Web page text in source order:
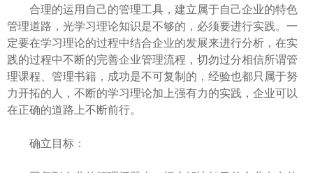
合理的运用自己的管理工具，建立属于自己企业的特色
管理道路，光学习理论知识是不够的，必须要进行实践。一
定要在学习理论的过程中结合企业的发展来进行分析，在实
践的过程中不断的完善企业管理流程，切勿过分相信所谓管
理课程、管理书籍，成功是不可复制的，经验也都只属于努
力开拓的人，不断的学习理论加上强有力的实践，企业可以
在正确的道路上不断前行。
确立目标：